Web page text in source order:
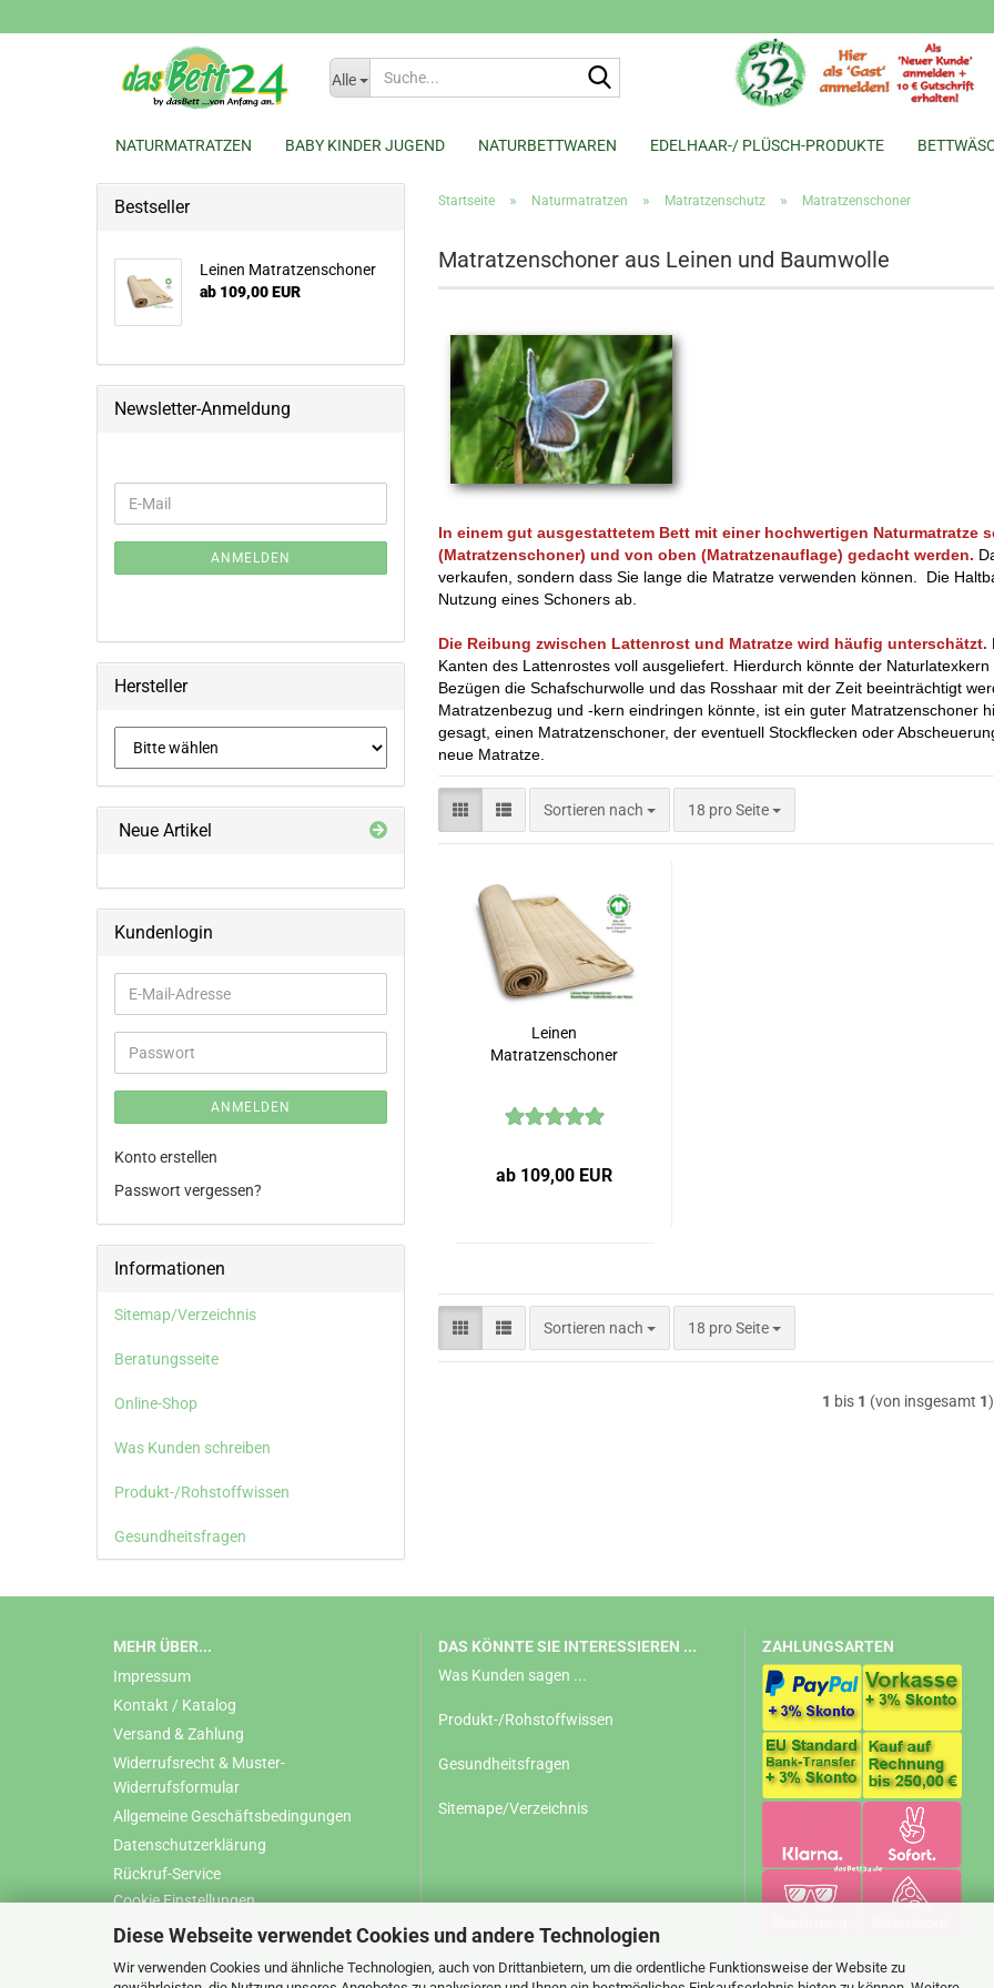
Diese Webseite verwendet Cookies und andere Technologien
Wir verwenden Cookies und ähnliche Technologien, auch von Drittanbietern, um die ordentliche Funktionsweise der Website zu
Alle
NATURMATRATZEN BABY KINDER JUGEND NATURBETTWAREN EDELHAAR-/ PLÜSCH-PRODUKTE
Startseite » Naturmatratzen » Matratzenschutz » Matratzenschoner
Matratzenschoner aus Leinen und Baumwolle
In einem gut ausgestattetem Bett mit einer hochwertigen Naturmatratze
(Matratzenschoner) und von oben (Matratzenauflage) gedacht werden.
verkaufen, sondern dass Sie lange die Matratze verwenden können. Die
Nutzung eines Schoners ab.
Die Reibung zwischen Lattenrost und Matratze wird häufig unterschätzt.
Kanten des Lattenrostes voll ausgeliefert. Hierdurch könnte der
Bezügen die Schafschurwolle und das Rosshaar mit der Zeit beeinträchtigt
Matratzenbezug und -kern eindringen könnte, ist ein guter Matratzenschoner
gesagt, einen Matratzenschoner, der eventuell Stockflecken oder
neue Matratze.
Sortieren nach
Sortieren nach 18 pro Seite
pro Seite
Leinen
Matratzenschoner
ab 109,00 EUR
Sortieren nach
Sortieren nach 18 pro Seite
pro Seite
1 bis 1 (von insgesamt 1)
Bestseller
Leinen Matratzenschoner
ab 109,00 EUR
Newsletter-Anmeldung
ZUR
E-
Mail
ANMELDEN
Hersteller
Neue Artikel
Kundenlogin
E-
Mail-
Adresse
Passwort
ANMELDEN
Konto erstellen
Passwort vergessen?
Informationen
Sitemap/Verzeichnis
Beratungsseite
Online-Shop
Was Kunden schreiben
Produkt-/Rohstoffwissen
Gesundheitsfragen
MEHR ÜBER...
Impressum
Kontakt / Katalog
Versand & Zahlung
Widerrufsrecht & Muster-
Widerrufsformular
Allgemeine Geschäftsbedingungen
Datenschutzerklärung
Rückruf-Service
Cookie Einstellungen
DAS KÖNNTE SIE INTERESSIEREN ...
Was Kunden sagen ...
Produkt-/Rohstoffwissen
Gesundheitsfragen
Sitemape/Verzeichnis
ZAHLUNGSARTEN